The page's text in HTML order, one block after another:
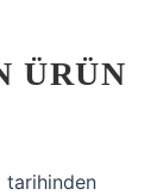
ÜRÜN
tarihinden